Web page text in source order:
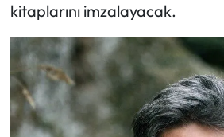
kitaplarını imzalayacak.